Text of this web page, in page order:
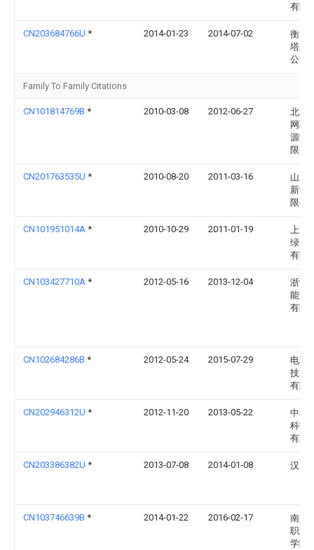
有限
CN203684766U * 2014-01-23 2014-07-02
衡水
塔业
公司
Family To Family Citations
CN101814769B * 2010-03-08 2012-06-27
北京
网联
源技
限公
CN201763535U * 2010-08-20 2011-03-16
山东
新能
限公
CN101951014A * 2010-10-29 2011-01-19
上海
绿色
有限
CN103427710A * 2012-05-16 2013-12-04
浙江
能源
有限
CN102684286B * 2012-05-24 2015-07-29
电联
技术
有限
CN202946312U * 2012-11-20 2013-05-22
中科
科技
有限
CN203386382U * 2013-07-08 2014-01-08 汉口
CN103746639B * 2014-01-22 2016-02-17
南京
职业
学院